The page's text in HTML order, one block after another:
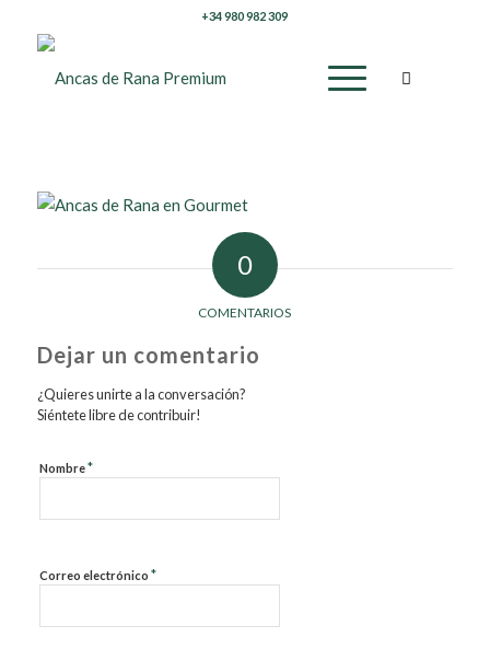
+34 980 982 309
0
COMENTARIOS
Dejar un comentario
¿Quieres unirte a la conversación?
Siéntete libre de contribuir!
Nombre*
Correo electrónico *